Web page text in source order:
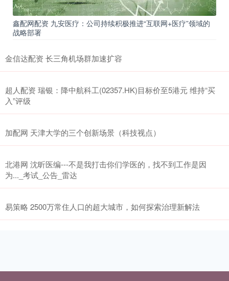
鑫配网配资 九安医疗：公司持续积极推进“互联网+医疗”领域的
战略部署
金信达配资 长三角机场群加速扩容
超人配资 瑞银：降中航科工(02357.HK)目标价至5港元 维持“买
入”评级
加配网 天津大学的三个创新场景（科技视点）
北港网 沈昕医编---不是我打击你们学医的，找不到工作是因
为..._考试_公告_雷达
易策略 2500万常住人口的超大城市，如何探索治理新解法